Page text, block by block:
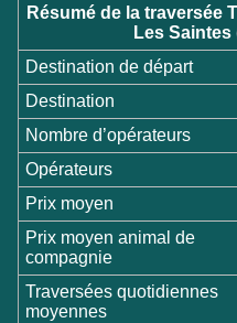
Résumé de la traversée
Les Saintes
Destination de départ
Destination
Nombre d’opérateurs
Opérateurs
Prix moyen
Prix moyen animal de
compagnie
Traversées quotidiennes
moyennes